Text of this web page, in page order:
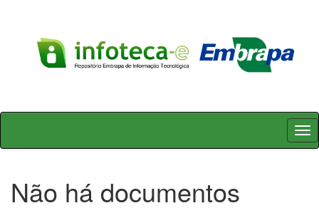
Skip
Não há documentos